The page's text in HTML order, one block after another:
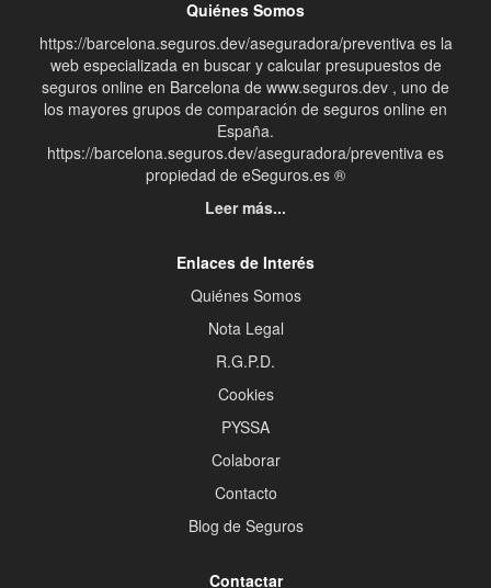
Quiénes Somos
https://barcelona.seguros.dev/aseguradora/preventiva es la
web especializada en buscar y calcular presupuestos de
seguros online en Barcelona de www.seguros.dev , uno de
los mayores grupos de comparación de seguros online en
España.
https://barcelona.seguros.dev/aseguradora/preventiva es
propiedad de eSeguros.es ®
Leer más...
Enlaces de Interés
Quiénes Somos
Nota Legal
R.G.P.D.
Cookies
PYSSA
Colaborar
Contacto
Blog de Seguros
Contactar